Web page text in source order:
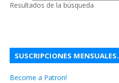
Resultados de la búsqueda
SUSCRIPCIONES MENSUALES.
Become a Patron!